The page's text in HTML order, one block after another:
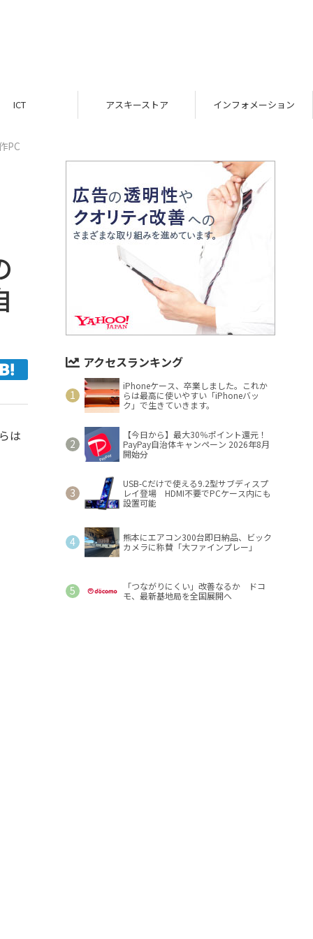
ICT アスキーストア インフォメーション
PC
は
アクセスランキング
iPhoneケース、卒業しました。これか
らは最高に使いやすい「iPhoneバッ
ク」で生きていきます。
【今日から】最大30％ポイント還元！
PayPay自治体キャンペーン 2026年8月
開始分
USB-Cだけで使える9.2型サブディスプ
レイ登場 HDMI不要でPCケース内にも
設置可能
熊本にエアコン300台即日納品、ビック
カメラに称賛「大ファインプレー」
「つながりにくい」改善なるか ドコ
モ、最新基地局を全国展開へ